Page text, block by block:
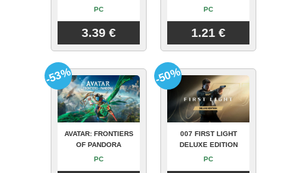
PC
3.39 €
PC
1.21 €
AVATAR: FRONTIERS
OF PANDORA
PC
-53%
007 FIRST LIGHT
DELUXE EDITION
PC
-50%